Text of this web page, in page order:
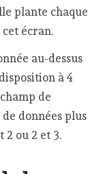
plante chaque
écran.
au-dessus
à 4
de
données plus
2 ou 2 et 3.